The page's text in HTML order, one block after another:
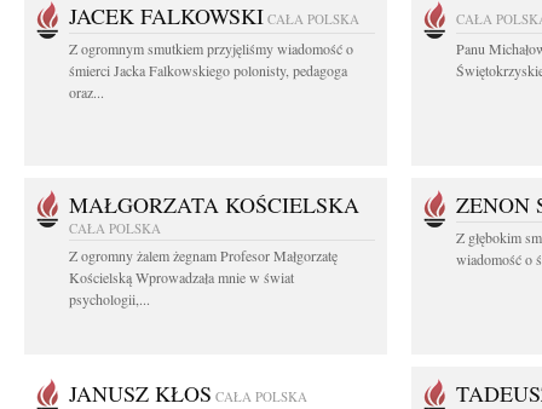
JACEK FALKOWSKI CAŁA POLSKA
Z ogromnym smutkiem przyjęliśmy wiadomość o
śmierci Jacka Falkowskiego polonisty, pedagoga
oraz...
CAŁA
Panu
MAŁGORZATA KOŚCIELSKA
CAŁA POLSKA
Z ogromny żalem żegnam Profesor Małgorzatę
Kościelską Wprowadzała mnie w świat
psychologii,...
ZENON
Z głębokim
wiadomość o
JANUSZ KŁOS CAŁA POLSKA